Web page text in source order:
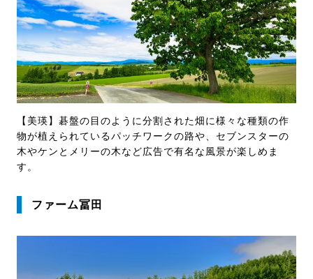
【美瑛】碁盤の目のように分割された畑に様々な種類の作
物が植えられているパッチワークの路や、セブンスターの
木やケンとメリーの木など広告で有名な風景が楽しめま
す。
ファーム冨田